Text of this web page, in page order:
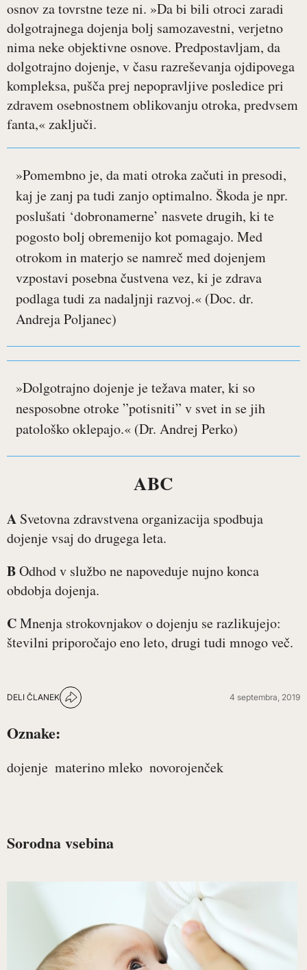
osnov za tovrstne teze ni. »Da bi bili otroci zaradi
dolgotrajnega dojenja bolj samozavestni, verjetno
nima neke objektivne osnove. Predpostavljam, da
dolgotrajno dojenje, v času razreševanja ojdipovega
kompleksa, pušča prej nepopravljive posledice pri
zdravem osebnostnem oblikovanju otroka, predvsem
fanta,« zaključi.
»Pomembno je, da mati otroka začuti in presodi,
kaj je zanj pa tudi zanjo optimalno. Škoda je npr.
poslušati ‘dobronamerne’ nasvete drugih, ki te
pogosto bolj obremenijo kot pomagajo. Med
otrokom in materjo se namreč med dojenjem
vzpostavi posebna čustvena vez, ki je zdrava
podlaga tudi za nadaljnji razvoj.« (Doc. dr.
Andreja Poljanec)
»Dolgotrajno dojenje je težava mater, ki so
nesposobne otroke ”potisniti” v svet in se jih
patološko oklepajo.« (Dr. Andrej Perko)
ABC
A Svetovna zdravstvena organizacija spodbuja
dojenje vsaj do drugega leta.
BOdhod v službo ne napoveduje nujno konca
obdobja dojenja.
CMnenja strokovnjakov o dojenju se razlikujejo:
številni priporočajo eno leto, drugi tudi mnogo več.
DELI ČLANEK 4 septembra, 2019
Oznake:
dojenje materino mleko novorojenček
Sorodna vsebina